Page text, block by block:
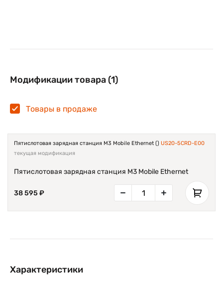
Модификации товара (1)
Товары в продаже
Пятислотовая зарядная станция M3 Mobile Ethernet () US20-5CRD-E00
текущая модификация
Пятислотовая зарядная станция M3 Mobile Ethernet
38 595 ₽
Характеристики